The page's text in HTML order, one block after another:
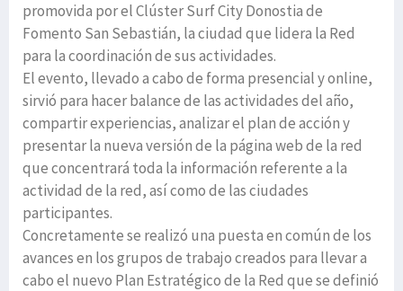
promovida por el Clúster Surf City Donostia de
Fomento San Sebastián, la ciudad que lidera la Red
para la coordinación de sus actividades.
El evento, llevado a cabo de forma presencial y online,
sirvió para hacer balance de las actividades del año,
compartir experiencias, analizar el plan de acción y
presentar la nueva versión de la página web de la red
que concentrará toda la información referente a la
actividad de la red, así como de las ciudades
participantes.
Concretamente se realizó una puesta en común de los
avances en los grupos de trabajo creados para llevar a
cabo el nuevo Plan Estratégico de la Red que se definió